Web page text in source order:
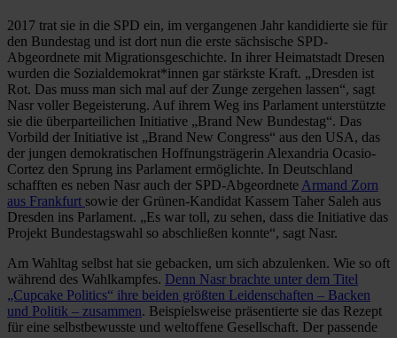
2017 trat sie in die SPD ein, im vergangenen Jahr kandidierte sie für
den Bundestag und ist dort nun die erste sächsische SPD-
Abgeordnete mit Migrationsgeschichte. In ihrer Heimatstadt Dresen
wurden die Sozialdemokrat*innen gar stärkste Kraft. „Dresden ist
Rot. Das muss man sich mal auf der Zunge zergehen lassen“, sagt
Nasr voller Begeisterung. Auf ihrem Weg ins Parlament unterstützte
sie die überparteilichen Initiative „Brand New Bundestag“. Das
Vorbild der Initiative ist „Brand New Congress“ aus den USA, das
der jungen demokratischen Hoffnungsträgerin Alexandria Ocasio-
Cortez den Sprung ins Parlament ermöglichte. In Deutschland
schafften es neben Nasr auch der SPD-Abgeordnete Armand Zorn
aus Frankfurt sowie der Grünen-Kandidat Kassem Taher Saleh aus
Dresden ins Parlament. „Es war toll, zu sehen, dass die Initiative das
Projekt Bundestagswahl so abschließen konnte“, sagt Nasr.
Am Wahltag selbst hat sie gebacken, um sich abzulenken. Wie so oft
während des Wahlkampfes. Denn Nasr brachte unter dem Titel
„Cupcake Politics“ ihre beiden größten Leidenschaften – Backen
und Politik – zusammen. Beispielsweise präsentierte sie das Rezept
für eine selbstbewusste und weltoffene Gesellschaft. Der passende